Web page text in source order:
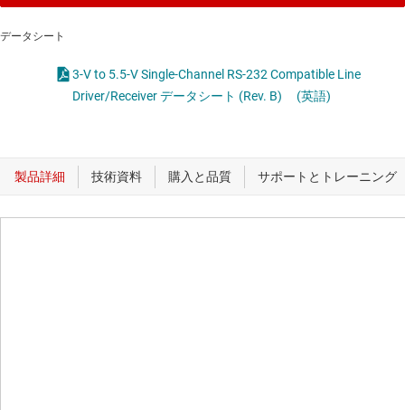
データシート
3-V to 5.5-V Single-Channel RS-232 Compatible Line
Driver/Receiver データシート (Rev. B)
(英語)